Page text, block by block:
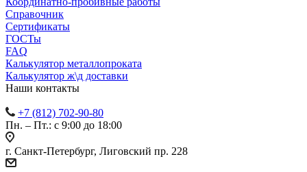
Справочник
Сертификаты
ГОСТы
FAQ
Калькулятор металлопроката
Калькулятор ж\д доставки
Наши контакты
+7 (812) 702-90-80
Пн. – Пт.: с 9:00 до 18:00
г. Санкт-Петербург, Лиговский пр. 228